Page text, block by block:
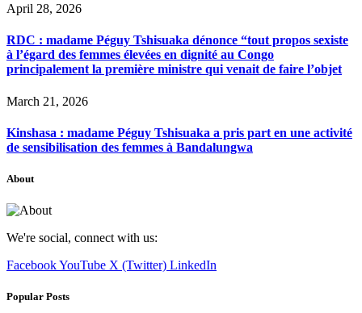
April 28, 2026
RDC : madame Péguy Tshisuaka dénonce “tout propos sexiste
à l’égard des femmes élevées en dignité au Congo
principalement la première ministre qui venait de faire l’objet
March 21, 2026
Kinshasa : madame Péguy Tshisuaka a pris part en une activité
de sensibilisation des femmes à Bandalungwa
About
We're social, connect with us:
FacebookYouTube X (Twitter) LinkedIn
Popular Posts